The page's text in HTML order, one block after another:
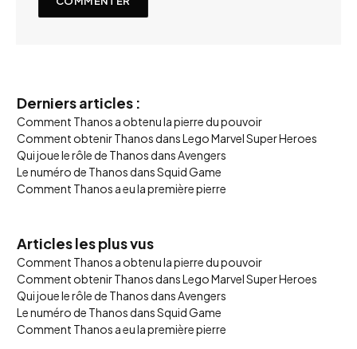
Derniers articles :
Comment Thanos a obtenu la pierre du pouvoir
Comment obtenir Thanos dans Lego Marvel Super Heroes
Qui joue le rôle de Thanos dans Avengers
Le numéro de Thanos dans Squid Game
Comment Thanos a eu la première pierre
Articles les plus vus
Comment Thanos a obtenu la pierre du pouvoir
Comment obtenir Thanos dans Lego Marvel Super Heroes
Qui joue le rôle de Thanos dans Avengers
Le numéro de Thanos dans Squid Game
Comment Thanos a eu la première pierre